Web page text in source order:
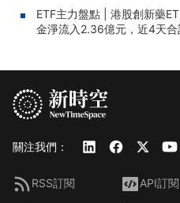
ETF主力盤點 | 港股創新藥
金淨流入2.36億元，近4天
關注我們：
RSS訂閱 API訂閱